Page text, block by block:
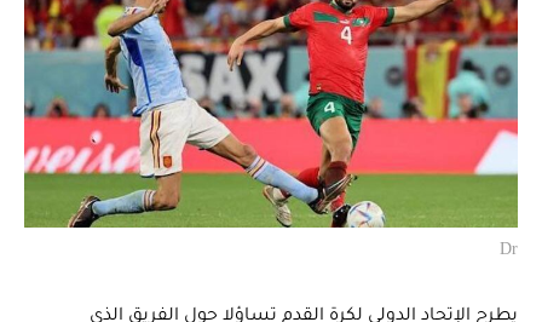
Dr
يطرح الإتحاد الدولي لكرة القدم تساؤلا حول الفريق الذي